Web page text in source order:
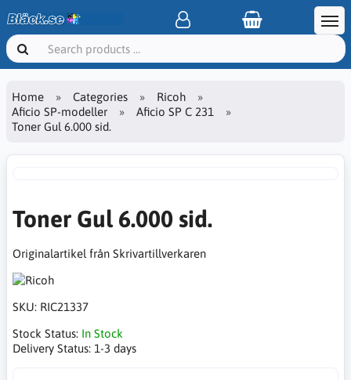
Home Categories
Ricoh
Aficio SP-modeller
Aficio SP C 231
Toner Gul 6.000 sid.
Toner Gul 6.000 sid.
Originalartikel från Skrivartillverkaren
SKU: RIC21337
Stock Status: In Stock
Delivery Status: 1-3 days